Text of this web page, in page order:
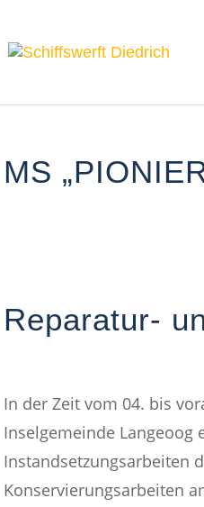
MS
Reparatur-
In der Zeit vom 04. bis
Inselgemeinde Langeoog
Instandsetzungsarbeiten
Konservierungsarbeiten